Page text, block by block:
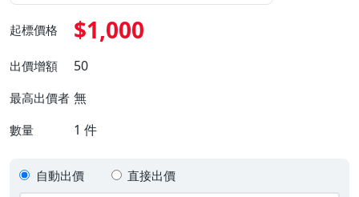
起標價格 $1,000
出價增額 50
最高出價者 無
數量 1 件
自動出價 直接出價